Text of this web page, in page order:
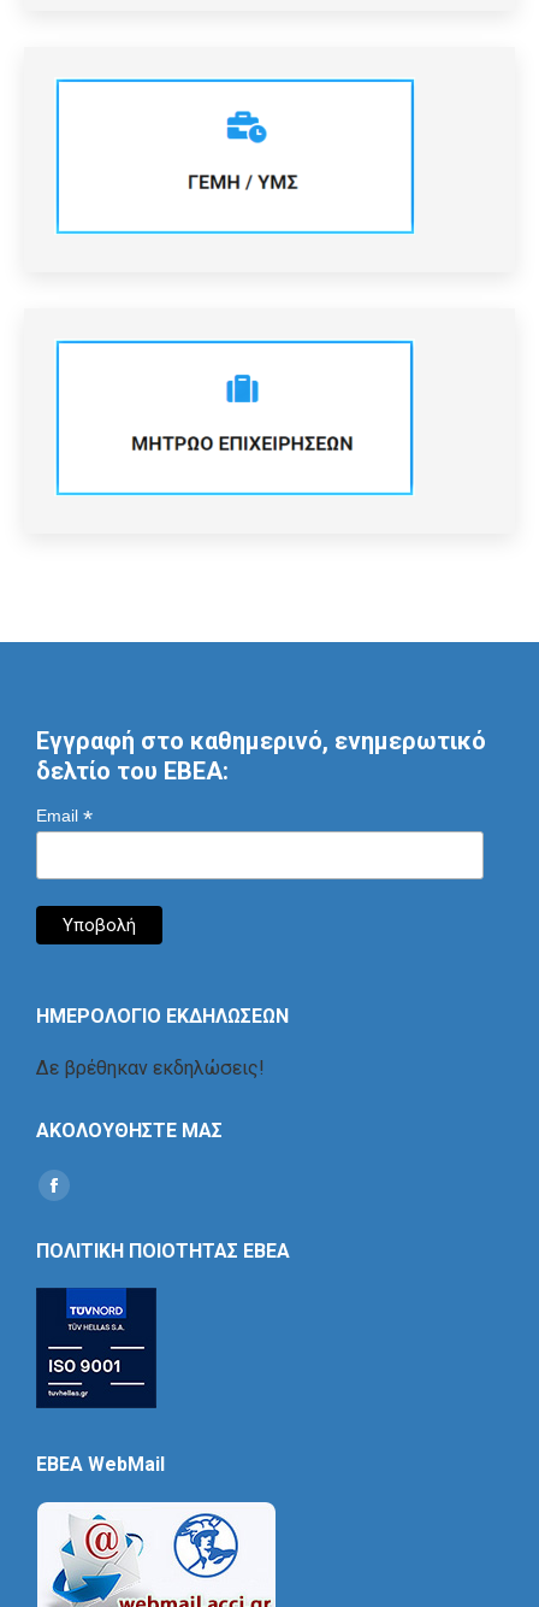
Εγγραφή στο καθημερινό, ενημερωτικό
δελτίο του ΕΒΕΑ:
Email *
ΗΜΕΡΟΛΟΓΙΟ ΕΚΔΗΛΩΣΕΩΝ
Δε βρέθηκαν εκδηλώσεις!
ΑΚΟΛΟΥΘΗΣΤΕ ΜΑΣ
Find us on:
Social
ΠΟΛΙΤΙΚΗ ΠΟΙΟΤΗΤΑΣ ΕΒΕΑ
EBEA WebMail